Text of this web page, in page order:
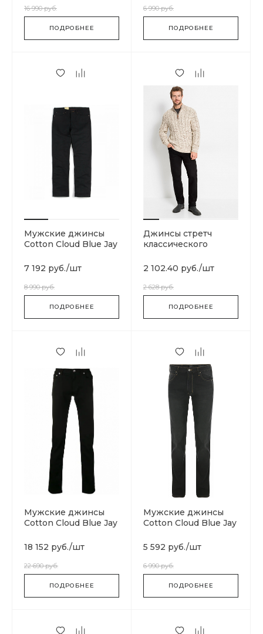
16 990 руб.
ПОДРОБНЕЕ
6 990 руб.
ПОДРОБНЕЕ
Мужские джинсы
Cotton Cloud Blue Jay
7 192 руб./шт
8 990 руб.
ПОДРОБНЕЕ
Джинсы стретч
классического
2 102.40 руб./шт
2 628 руб.
ПОДРОБНЕЕ
Мужские джинсы
Cotton Cloud Blue Jay
18 152 руб./шт
22 690 руб.
ПОДРОБНЕЕ
Мужские джинсы
Cotton Cloud Blue Jay
5 592 руб./шт
6 990 руб.
ПОДРОБНЕЕ